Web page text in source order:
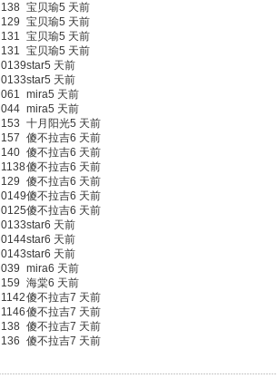
138 宝贝瑜5 天前
129 宝贝瑜5 天前
131 宝贝瑜5 天前
131 宝贝瑜5 天前
0139star5 天前
0133star5 天前
061 mira5 天前
044 mira5 天前
153 十月阳光5 天前
157 傻不拉吉6 天前
140 傻不拉吉6 天前
1138傻不拉吉6 天前
129 傻不拉吉6 天前
0149傻不拉吉6 天前
0125傻不拉吉6 天前
0133star6 天前
0144star6 天前
0143star6 天前
039 mira6 天前
159 海棠6 天前
1142傻不拉吉7 天前
1146傻不拉吉7 天前
138 傻不拉吉7 天前
136 傻不拉吉7 天前